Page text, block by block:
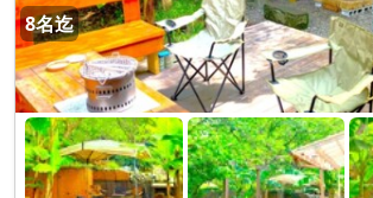
8名迄